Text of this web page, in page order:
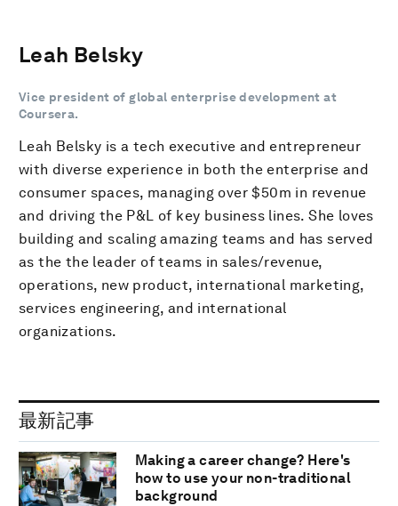
Leah Belsky
Vice president of global enterprise development at
Coursera.
Leah Belsky is a tech executive and entrepreneur
with diverse experience in both the enterprise and
consumer spaces, managing over $50m in revenue
and driving the P&L of key business lines. She loves
building and scaling amazing teams and has served
as the the leader of teams in sales/revenue,
operations, new product, international marketing,
services engineering, and international
organizations.
最新記事
Making a career change? Here's
how to use your non-traditional
background